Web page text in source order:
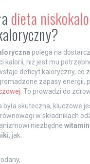
dieta
polega na
kalorii, niż jest mu
deficyt kaloryczny, co
zapasy energii,
. To prowadzi do
była skuteczna, kluczowe
w składnikach
niezbędne
, jak: